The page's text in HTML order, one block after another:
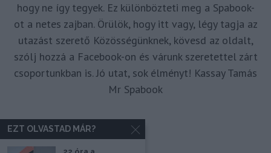
hogy ne így tegyek. Ez különbözteti meg a Spabook-
ot a netes zajban. Örülök, hogy itt vagy, légy tagja az
utazást szerető Közösségünknek, kövesd az oldalt,
szólj hozzá a Facebook-on és várunk szeretettel zárt
csoportunkban is. Jó utat, sok élményt! Kassay Tamás
Mr Spabook
EZT OLVASTAD MÁR?